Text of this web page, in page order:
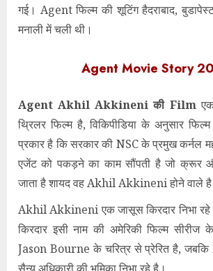
गई। Agent फिल्म की शूटिंग हैदराबाद,
मनाली में चली थी।
Agent Movie Story
AgentAkhil Akkineni की Filmएक
थ्रिलर फिल्म है, विकिपीडिया के अनुसार
प्रकार है कि सरकार की NSC के प्रमुख कर्नल
एजेंट को पकड़ने का काम सौंपती है जो क्रूर
जाता है शायद वह Akhil Akkineni होने वाले
Akhil Akkineni एक जासूस किरदार निभा
किरदार इसी नाम की अमेरिकी फिल्म
Jason Bourne के चरित्र से प्रेरित है,